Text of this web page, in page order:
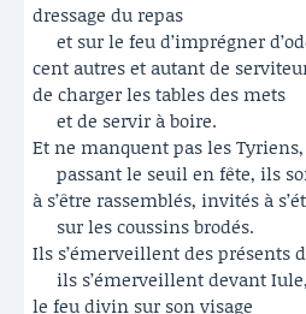
dressage du repas
et sur le feu d’imprégner
cent autres et autant de
de charger les tables des mets
et de servir à boire.
Et ne manquent pas les Tyriens,
passant le seuil en fête, ils
à s’être rassemblés, invités à
sur les coussins brodés.
Ils s’émerveillent des présents
ils s’émerveillent devant Iule,
le feu divin sur son visage